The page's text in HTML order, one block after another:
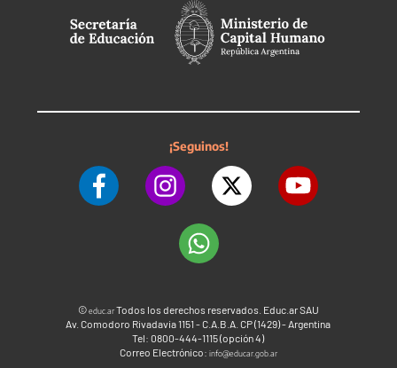
¡Seguinos!
©educ.arTodos los derechos reservados. Educ.ar SAU
Av. Comodoro Rivadavia 1151 - C.A.B.A. CP (1429) - Argentina
Tel: 0800-444-1115 (opción 4)
Correo Electrónico: info@educar.gob.ar